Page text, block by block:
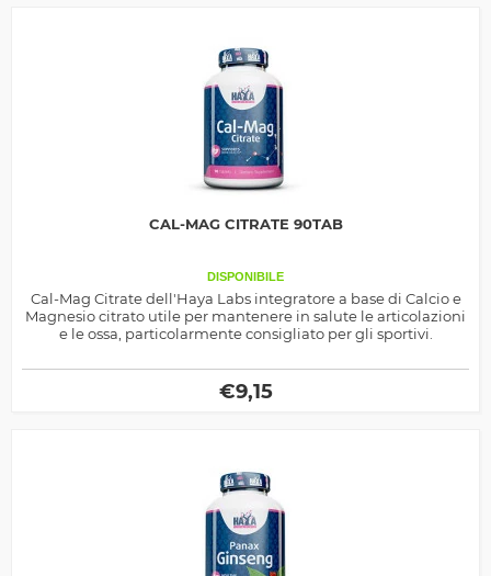
CAL-MAG CITRATE 90TAB
DISPONIBILE
Cal-Mag Citrate dell'Haya Labs integratore a base di Calcio e
Magnesio citrato utile per mantenere in salute le articolazioni
e le ossa, particolarmente consigliato per gli sportivi.
€9,15